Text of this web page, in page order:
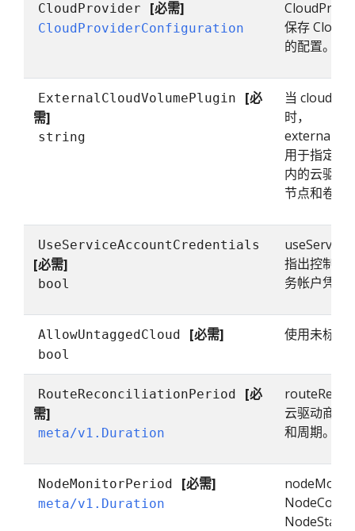
CloudProvider [必需]
CloudProviderConfiguration
保存
的配置。
ExternalCloudVolumePlugin
[必
需]
string
当
时，
用于指定插
内的云驱动
节点和卷控
UseServiceAccountCredentials
[必需]
bool
指出控制器
务帐户凭据
AllowUntaggedCloud [必需]
bool
使用未标记
RouteReconciliationPeriod
[必
需]
meta/v1.Duration
云驱动商为
和周期。
NodeMonitorPeriod [必需]
meta/v1.Duration